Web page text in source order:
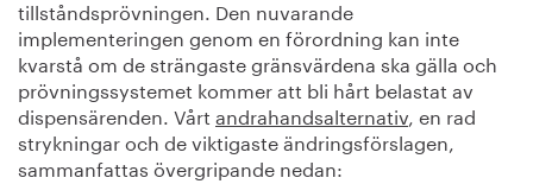
tillståndsprövningen. Den nuvarande
implementeringen genom en förordning kan inte
kvarstå om de strängaste gränsvärdena ska gälla och
prövningssystemet kommer att bli hårt belastat av
dispensärenden. Vårt andrahandsalternativ, en rad
strykningar och de viktigaste ändringsförslagen,
sammanfattas övergripande nedan: